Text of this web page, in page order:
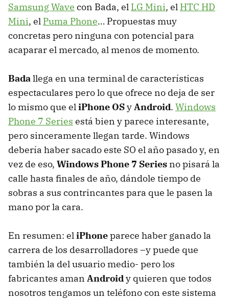
Samsung Wave con Bada, el LG Mini, el HTC HD
Mini, el Puma Phone… Propuestas muy
concretas pero ninguna con potencial para
acaparar el mercado, al menos de momento.
Badallega en una terminal de características
espectaculares pero lo que ofrece no deja de ser
lo mismo que eliPhone OSyAndroid. Windows
Phone 7 Series está bien y parece interesante,
pero sinceramente llegan tarde. Windows
debería haber sacado este SO el año pasado y, en
vez de eso, Windows Phone 7 Series no pisará la
calle hasta finales de año, dándole tiempo de
sobras a sus contrincantes para que le pasen la
mano por la cara.
En resumen: eliPhoneparece haber ganado la
carrera de los desarrolladores –y puede que
también la del usuario medio- pero los
fabricantes aman Androidy quieren que todos
nosotros tengamos un teléfono con este sistema